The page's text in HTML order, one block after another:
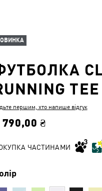
першим, хто напише відгук
790,00 ₴
ЧАСТИНАМИ